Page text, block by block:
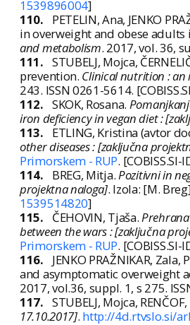
1539896004]
110.
PETELIN, Ana, JENKO
in overweight and obese adults
and metabolism. 2017, vol. 36,
111. STUBELJ, Mojca,
prevention. Clinical nutrition :
243. ISSN 0261-5614.
112. SKOK, Rosana.
iron deficiency in vegan diet :
113.
ETLING, Kristina (avtor
other diseases : [zaključna
Primorskem - RUP. [COBISS.SI-
114.
BREG, Mitja.Pozitivni in
projektna naloga]. Izola: [M.
1539514820]
115.
ČEHOVIN, Tjaša.
between the wars : [zaključna
Primorskem - RUP. [COBISS.SI-
116.
JENKO PRAŽNIKAR,
and asymptomatic overweight
2017, vol.36, suppl. 1, s 275.
117. STUBELJ, Mojca,
17.10.2017]. http://4d.rtvslo.si/